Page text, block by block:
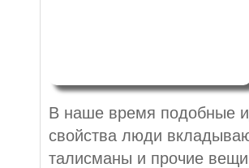
В наше время подобные
свойства люди
талисманы и прочие